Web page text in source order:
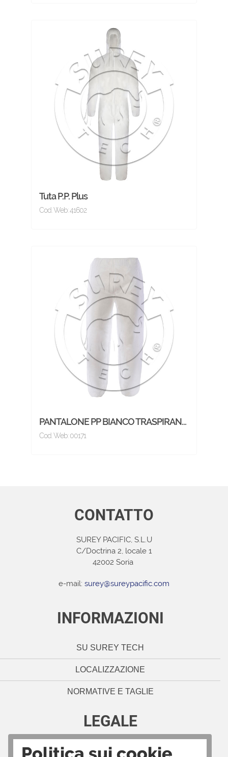
Tuta P.P. Plus
Cod. Web: 41602
PANTALONE PP BIANCO TRASPIRAN…
Cod. Web: 00171
CONTATTO
SUREY PACIFIC, S.L.U
C/Doctrina 2, locale 1
42002 Soria
e-mail: surey@sureypacific.com
INFORMAZIONI
SU SUREY TECH
LOCALIZZAZIONE
NORMATIVE E TAGLIE
LEGALE
NOTE LEGALI